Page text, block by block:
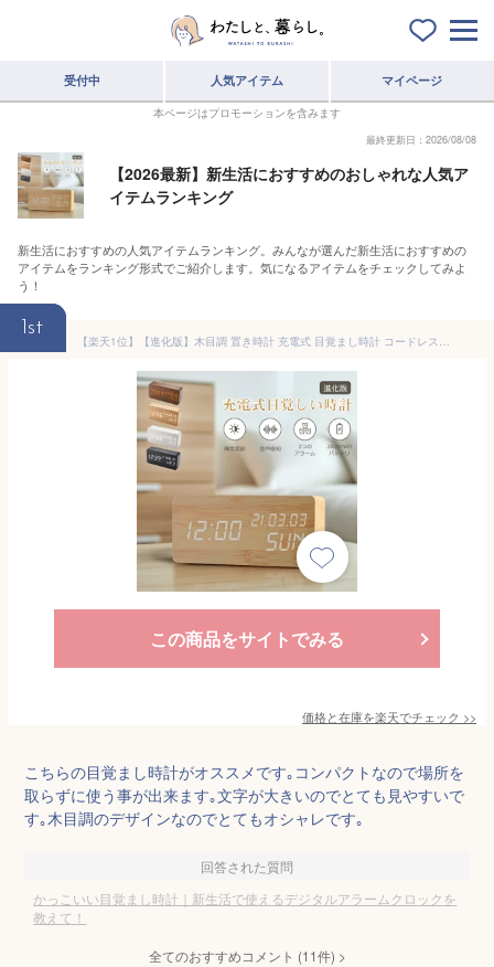
受付中 人気アイテム マイページ
本ページはプロモーションを含みます
最終更新日：2026/08/08
【2026最新】新生活におすすめのおしゃれな人気ア
イテムランキング
新生活におすすめの人気アイテムランキング。みんなが選んだ新生活におすすめの
アイテムをランキング形式でご紹介します。気になるアイテムをチェックしてみよ
う！
1st
【楽天1位】【進化版】木目調 置き時計 充電式 目覚まし時計 コードレス デジタル時計 置時計 アラーム 木製 部屋に馴染み おしゃれ 北欧 大音量 卓上 時計 LED表示 温度計 カレンダー 音感センサー インテリア かわいい コンパクト 結婚祝い 子供 プレゼント 送料無料
この商品をサイトでみる
価格と在庫を楽天でチェック >>
こちらの目覚まし時計がオススメです｡コンパクトなので場所を
取らずに使う事が出来ます｡文字が大きいのでとても見やすいで
す｡木目調のデザインなのでとてもオシャレです｡
回答された質問
かっこいい目覚まし時計｜新生活で使えるデジタルアラームクロックを
教えて！
全てのおすすめコメント (11件) >